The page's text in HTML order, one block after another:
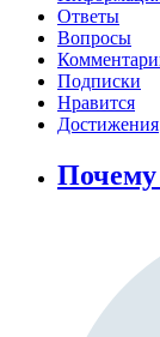
Ответы
Вопросы
Подписки
Нравится
Достижения
Почему